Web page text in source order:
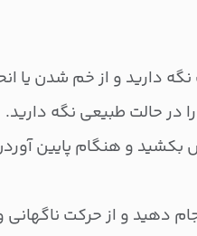
دارید و از خم شدن یا
در حالت طبیعی نگه دارید.
بکشید و هنگام پایین
دهید و از حرکت ناگهانی